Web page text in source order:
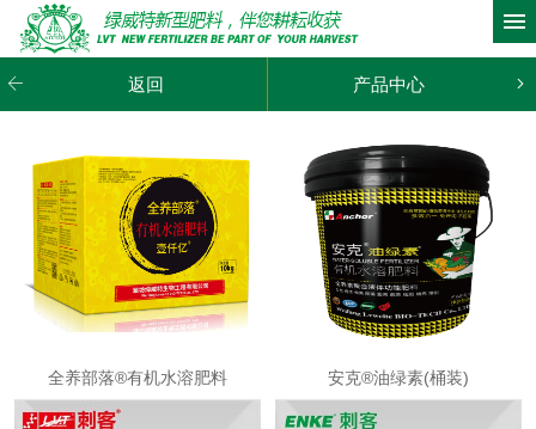
返回 产品中心
全养部落®有机水溶肥料 安克®油绿素(桶装)
网站首页
实用案例
服务项目